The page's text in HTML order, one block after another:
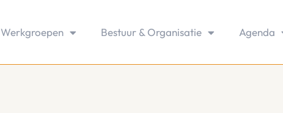
Werkgroepen Bestuur & Organisatie Agenda